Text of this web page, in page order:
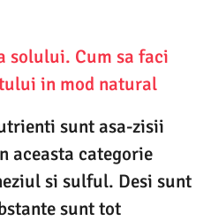
solului. Cum sa faci
in mod natural
sunt asa-zisii
aceasta categorie
si sulful. Desi sunt
sunt tot